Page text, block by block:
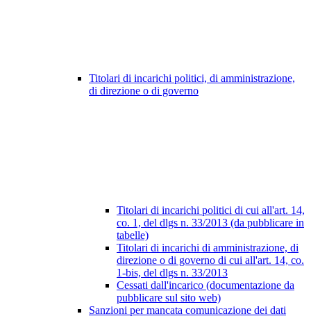
Titolari di incarichi politici, di amministrazione,
di direzione o di governo
Titolari di incarichi politici di cui all'art. 14,
co. 1, del dlgs n. 33/2013 (da pubblicare in
tabelle)
Titolari di incarichi di amministrazione, di
direzione o di governo di cui all'art. 14, co.
1-bis, del dlgs n. 33/2013
Cessati dall'incarico (documentazione da
pubblicare sul sito web)
Sanzioni per mancata comunicazione dei dati